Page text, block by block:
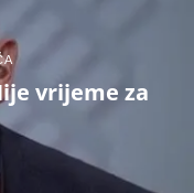
vrijeme za